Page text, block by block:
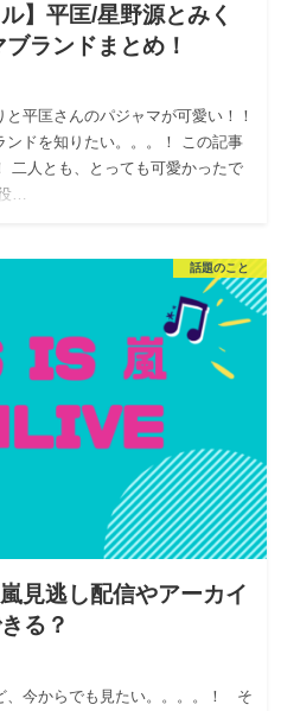
】平匡/星野源とみく
ブランドまとめ！
平匡さんのパジャマが可愛い！！
ンドを知りたい。。。！ この記事
二人とも、とっても可愛かったで
…
話題のこと
見逃し配信やアーカイ
る？
、今からでも見たい。。。。！ そ